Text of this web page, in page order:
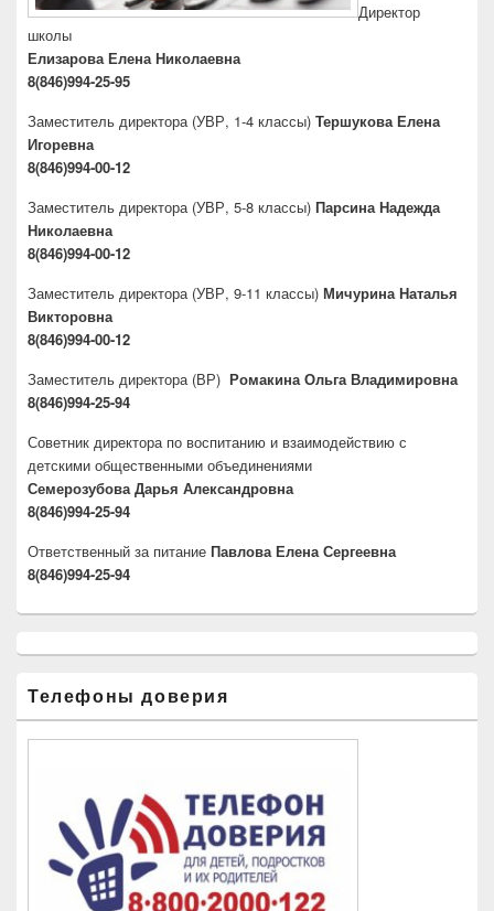
Директор
школы
Елизарова Елена Николаевна
8(846)994-25-95
Заместитель директора (УВР, 1-4 классы) Тершукова Елена
Игоревна
8(846)994-00-12
Заместитель директора (УВР, 5-8 классы) Парсина Надежда
Николаевна
8(846)994-00-12
Заместитель директора (УВР, 9-11 классы) Мичурина Наталья
Викторовна
8(846)994-00-12
Заместитель директора (ВР) Ромакина Ольга Владимировна
8(846)994-25-94
Советник директора по воспитанию и взаимодействию с
детскими общественными объединениями
Семерозубова Дарья Александровна
8(846)994-25-94
Ответственный за питание Павлова Елена Сергеевна
8(846)994-25-94
Телефоны доверия